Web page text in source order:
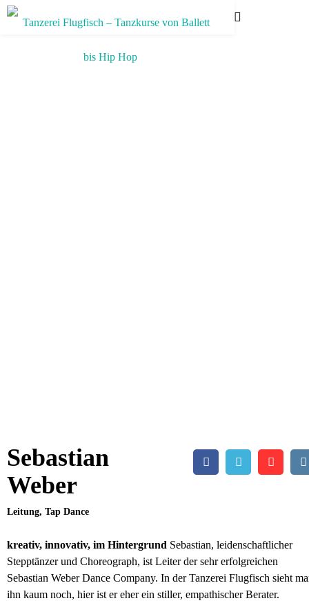
Sebastian
Weber
Leitung, Tap Dance
kreativ, innovativ, im Hintergrund Sebastian, leidenschaftlicher
Step­p­tänzer und Choreograph, ist Leiter der sehr erfolgreichen
Sebastian Weber Dance Company. In der Tanzerei Flugfisch sieht
ihn kaum noch, hier ist er eher ein stiller, empathischer Berater.